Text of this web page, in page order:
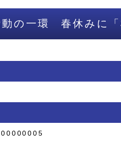
動の一環 春休みに